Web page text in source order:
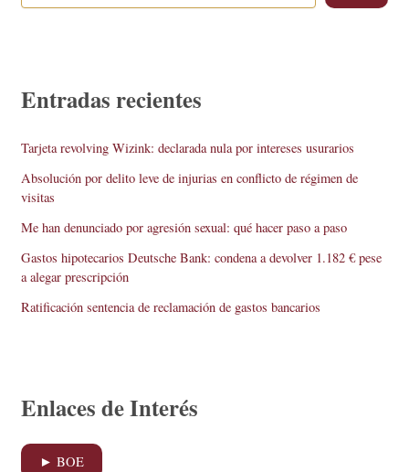
Entradas recientes
Tarjeta revolving Wizink: declarada nula por intereses usurarios
Absolución por delito leve de injurias en conflicto de régimen de
visitas
Me han denunciado por agresión sexual: qué hacer paso a paso
Gastos hipotecarios Deutsche Bank: condena a devolver 1.182 € pese
a alegar prescripción
Ratificación sentencia de reclamación de gastos bancarios
Enlaces de Interés
► BOE